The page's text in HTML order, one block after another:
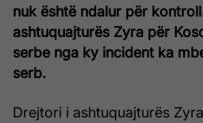
nuk është ndalur për
ashtuquajturës Zyra për
serbe nga ky incident ka
serb.
Drejtori i ashtuquajturës